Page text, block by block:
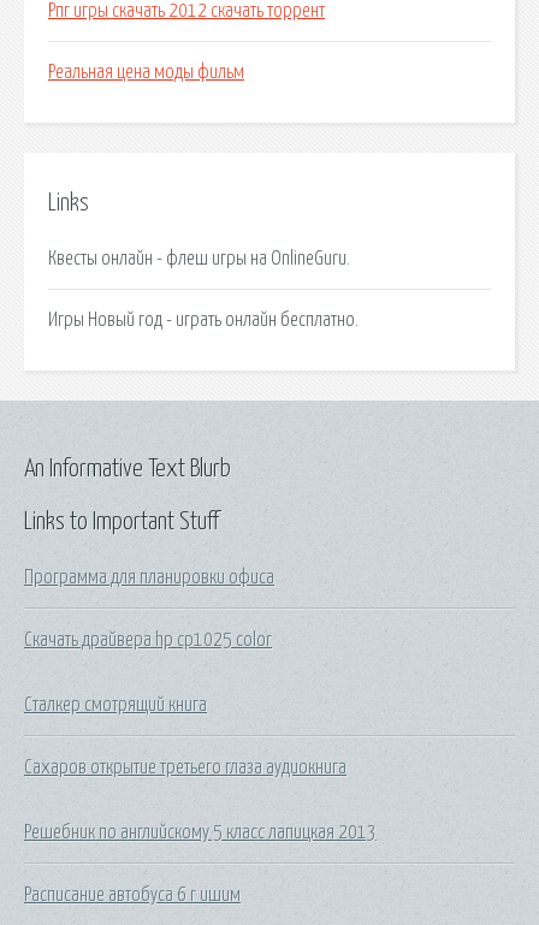
Рпг игры скачать 2012 скачать торрент
Реальная цена моды фильм
Links
Квесты онлайн - флеш игры на OnlineGuru.
Игры Новый год - играть онлайн бесплатно.
Links to Important Stuff
Программа для планировки офиса
Скачать драйвера hp cp1025 color
Сталкер смотрящий книга
Сахаров открытие третьего глаза аудиокнига
Решебник по английскому 5 класс лапицкая 2013
Расписание автобуса 6 г ишим
An Informative Text Blurb